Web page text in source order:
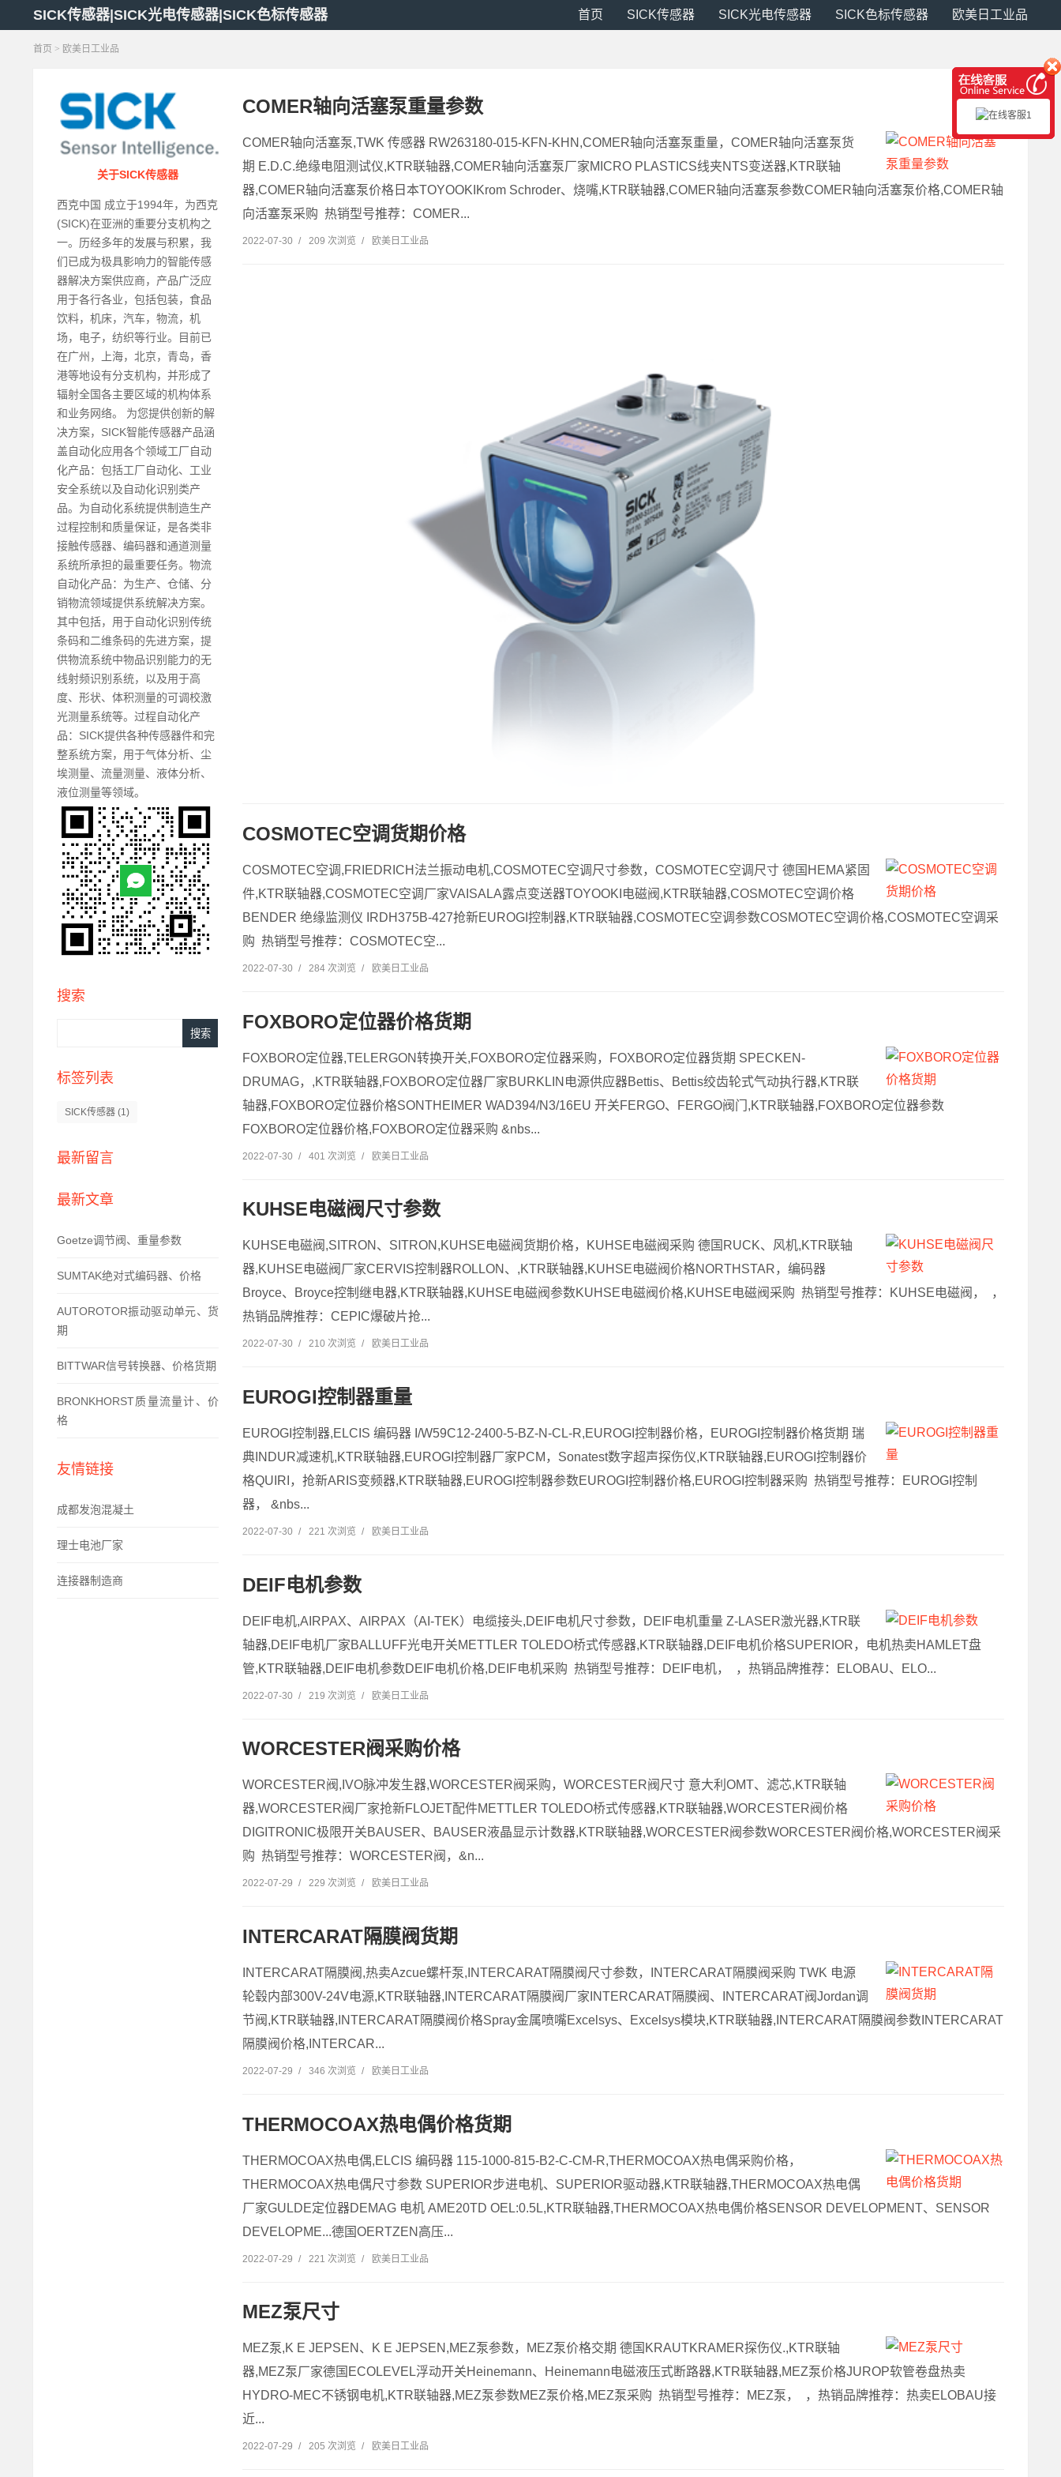
SICK传感器|SICK光电传感器|SICK色标传感器 首页 SICK传感器 SICK光电传感器 SICK色标传感器 欧美日工业品
首页 > 欧美日工业品
关于SICK传感器
西克中国 成立于1994年，为西克
(SICK)在亚洲的重要分支机构之
一。历经多年的发展与积累，我
们已成为极具影响力的智能传感
器解决方案供应商，产品广泛应
用于各行各业，包括包装，食品
饮料，机床，汽车，物流，机
场，电子，纺织等行业。目前已
在广州，上海，北京，青岛，香
港等地设有分支机构，并形成了
辐射全国各主要区域的机构体系
和业务网络。 为您提供创新的解
决方案，SICK智能传感器产品涵
盖自动化应用各个领域工厂自动
化产品：包括工厂自动化、工业
安全系统以及自动化识别类产
品。为自动化系统提供制造生产
过程控制和质量保证，是各类非
接触传感器、编码器和通道测量
系统所承担的最重要任务。物流
自动化产品：为生产、仓储、分
销物流领域提供系统解决方案。
其中包括，用于自动化识别传统
条码和二维条码的先进方案，提
供物流系统中物品识别能力的无
线射频识别系统，以及用于高
度、形状、体积测量的可调校激
光测量系统等。过程自动化产
品：SICK提供各种传感器件和完
整系统方案，用于气体分析、尘
埃测量、流量测量、液体分析、
液位测量等领域。
搜索
标签列表
SICK传感器 (1)
最新留言
最新文章
Goetze调节阀、重量参数
SUMTAK绝对式编码器、价格
AUTOROTOR振动驱动单元、货
期
BITTWAR信号转换器、价格货期
BRONKHORST质量流量计、价
格
友情链接
成都发泡混凝土
理士电池厂家
连接器制造商
COMER轴向活塞泵重量参数
COMER轴向活塞泵,TWK 传感器 RW263180-015-KFN-KHN,COMER轴向活塞泵重量，COMER轴向活塞泵货
期 E.D.C.绝缘电阻测试仪,KTR联轴器,COMER轴向活塞泵厂家MICRO PLASTICS线夹NTS变送器,KTR联轴
器,COMER轴向活塞泵价格日本TOYOOKIKrom Schroder、烧嘴,KTR联轴器,COMER轴向活塞泵参数COMER轴向活塞泵价格,COMER轴
向活塞泵采购 热销型号推荐：COMER...
2022-07-30 / 209 次浏览 / 欧美日工业品
COSMOTEC空调货期价格
COSMOTEC空调,FRIEDRICH法兰振动电机,COSMOTEC空调尺寸参数，COSMOTEC空调尺寸 德国HEMA紧固
件,KTR联轴器,COSMOTEC空调厂家VAISALA露点变送器TOYOOKI电磁阀,KTR联轴器,COSMOTEC空调价格
BENDER 绝缘监测仪 IRDH375B-427抢新EUROGI控制器,KTR联轴器,COSMOTEC空调参数COSMOTEC空调价格,COSMOTEC空调采
购 热销型号推荐：COSMOTEC空...
2022-07-30 / 284 次浏览 / 欧美日工业品
FOXBORO定位器价格货期
FOXBORO定位器,TELERGON转换开关,FOXBORO定位器采购，FOXBORO定位器货期 SPECKEN-
DRUMAG，,KTR联轴器,FOXBORO定位器厂家BURKLIN电源供应器Bettis、Bettis绞齿轮式气动执行器,KTR联
轴器,FOXBORO定位器价格SONTHEIMER WAD394/N3/16EU 开关FERGO、FERGO阀门,KTR联轴器,FOXBORO定位器参数
FOXBORO定位器价格,FOXBORO定位器采购 &nbs...
2022-07-30 / 401 次浏览 / 欧美日工业品
KUHSE电磁阀尺寸参数
KUHSE电磁阀,SITRON、SITRON,KUHSE电磁阀货期价格，KUHSE电磁阀采购 德国RUCK、风机,KTR联轴
器,KUHSE电磁阀厂家CERVIS控制器ROLLON、,KTR联轴器,KUHSE电磁阀价格NORTHSTAR，编码器
Broyce、Broyce控制继电器,KTR联轴器,KUHSE电磁阀参数KUHSE电磁阀价格,KUHSE电磁阀采购 热销型号推荐：KUHSE电磁阀， ，
热销品牌推荐：CEPIC爆破片抢...
2022-07-30 / 210 次浏览 / 欧美日工业品
EUROGI控制器重量
EUROGI控制器,ELCIS 编码器 I/W59C12-2400-5-BZ-N-CL-R,EUROGI控制器价格，EUROGI控制器价格货期 瑞
典INDUR减速机,KTR联轴器,EUROGI控制器厂家PCM，Sonatest数字超声探伤仪,KTR联轴器,EUROGI控制器价
格QUIRI，抢新ARIS变频器,KTR联轴器,EUROGI控制器参数EUROGI控制器价格,EUROGI控制器采购 热销型号推荐：EUROGI控制
器， &nbs...
2022-07-30 / 221 次浏览 / 欧美日工业品
DEIF电机参数
DEIF电机,AIRPAX、AIRPAX（AI-TEK）电缆接头,DEIF电机尺寸参数，DEIF电机重量 Z-LASER激光器,KTR联
轴器,DEIF电机厂家BALLUFF光电开关METTLER TOLEDO桥式传感器,KTR联轴器,DEIF电机价格SUPERIOR，电机热卖HAMLET盘
管,KTR联轴器,DEIF电机参数DEIF电机价格,DEIF电机采购 热销型号推荐：DEIF电机， ，热销品牌推荐：ELOBAU、ELO...
2022-07-30 / 219 次浏览 / 欧美日工业品
WORCESTER阀采购价格
WORCESTER阀,IVO脉冲发生器,WORCESTER阀采购，WORCESTER阀尺寸 意大利OMT、滤芯,KTR联轴
器,WORCESTER阀厂家抢新FLOJET配件METTLER TOLEDO桥式传感器,KTR联轴器,WORCESTER阀价格
DIGITRONIC极限开关BAUSER、BAUSER液晶显示计数器,KTR联轴器,WORCESTER阀参数WORCESTER阀价格,WORCESTER阀采
购 热销型号推荐：WORCESTER阀，&n...
2022-07-29 / 229 次浏览 / 欧美日工业品
INTERCARAT隔膜阀货期
INTERCARAT隔膜阀,热卖Azcue螺杆泵,INTERCARAT隔膜阀尺寸参数，INTERCARAT隔膜阀采购 TWK 电源
轮毂内部300V-24V电源,KTR联轴器,INTERCARAT隔膜阀厂家INTERCARAT隔膜阀、INTERCARAT阀Jordan调
节阀,KTR联轴器,INTERCARAT隔膜阀价格Spray金属喷嘴Excelsys、Excelsys模块,KTR联轴器,INTERCARAT隔膜阀参数INTERCARAT
隔膜阀价格,INTERCAR...
2022-07-29 / 346 次浏览 / 欧美日工业品
THERMOCOAX热电偶价格货期
THERMOCOAX热电偶,ELCIS 编码器 115-1000-815-B2-C-CM-R,THERMOCOAX热电偶采购价格，
THERMOCOAX热电偶尺寸参数 SUPERIOR步进电机、SUPERIOR驱动器,KTR联轴器,THERMOCOAX热电偶
厂家GULDE定位器DEMAG 电机 AME20TD OEL:0.5L,KTR联轴器,THERMOCOAX热电偶价格SENSOR DEVELOPMENT、SENSOR
DEVELOPME...德国OERTZEN高压...
2022-07-29 / 221 次浏览 / 欧美日工业品
MEZ泵尺寸
MEZ泵,K E JEPSEN、K E JEPSEN,MEZ泵参数，MEZ泵价格交期 德国KRAUTKRAMER探伤仪.,KTR联轴
器,MEZ泵厂家德国ECOLEVEL浮动开关Heinemann、Heinemann电磁液压式断路器,KTR联轴器,MEZ泵价格JUROP软管卷盘热卖
HYDRO-MEC不锈钢电机,KTR联轴器,MEZ泵参数MEZ泵价格,MEZ泵采购 热销型号推荐：MEZ泵， ，热销品牌推荐：热卖ELOBAU接
近...
2022-07-29 / 205 次浏览 / 欧美日工业品